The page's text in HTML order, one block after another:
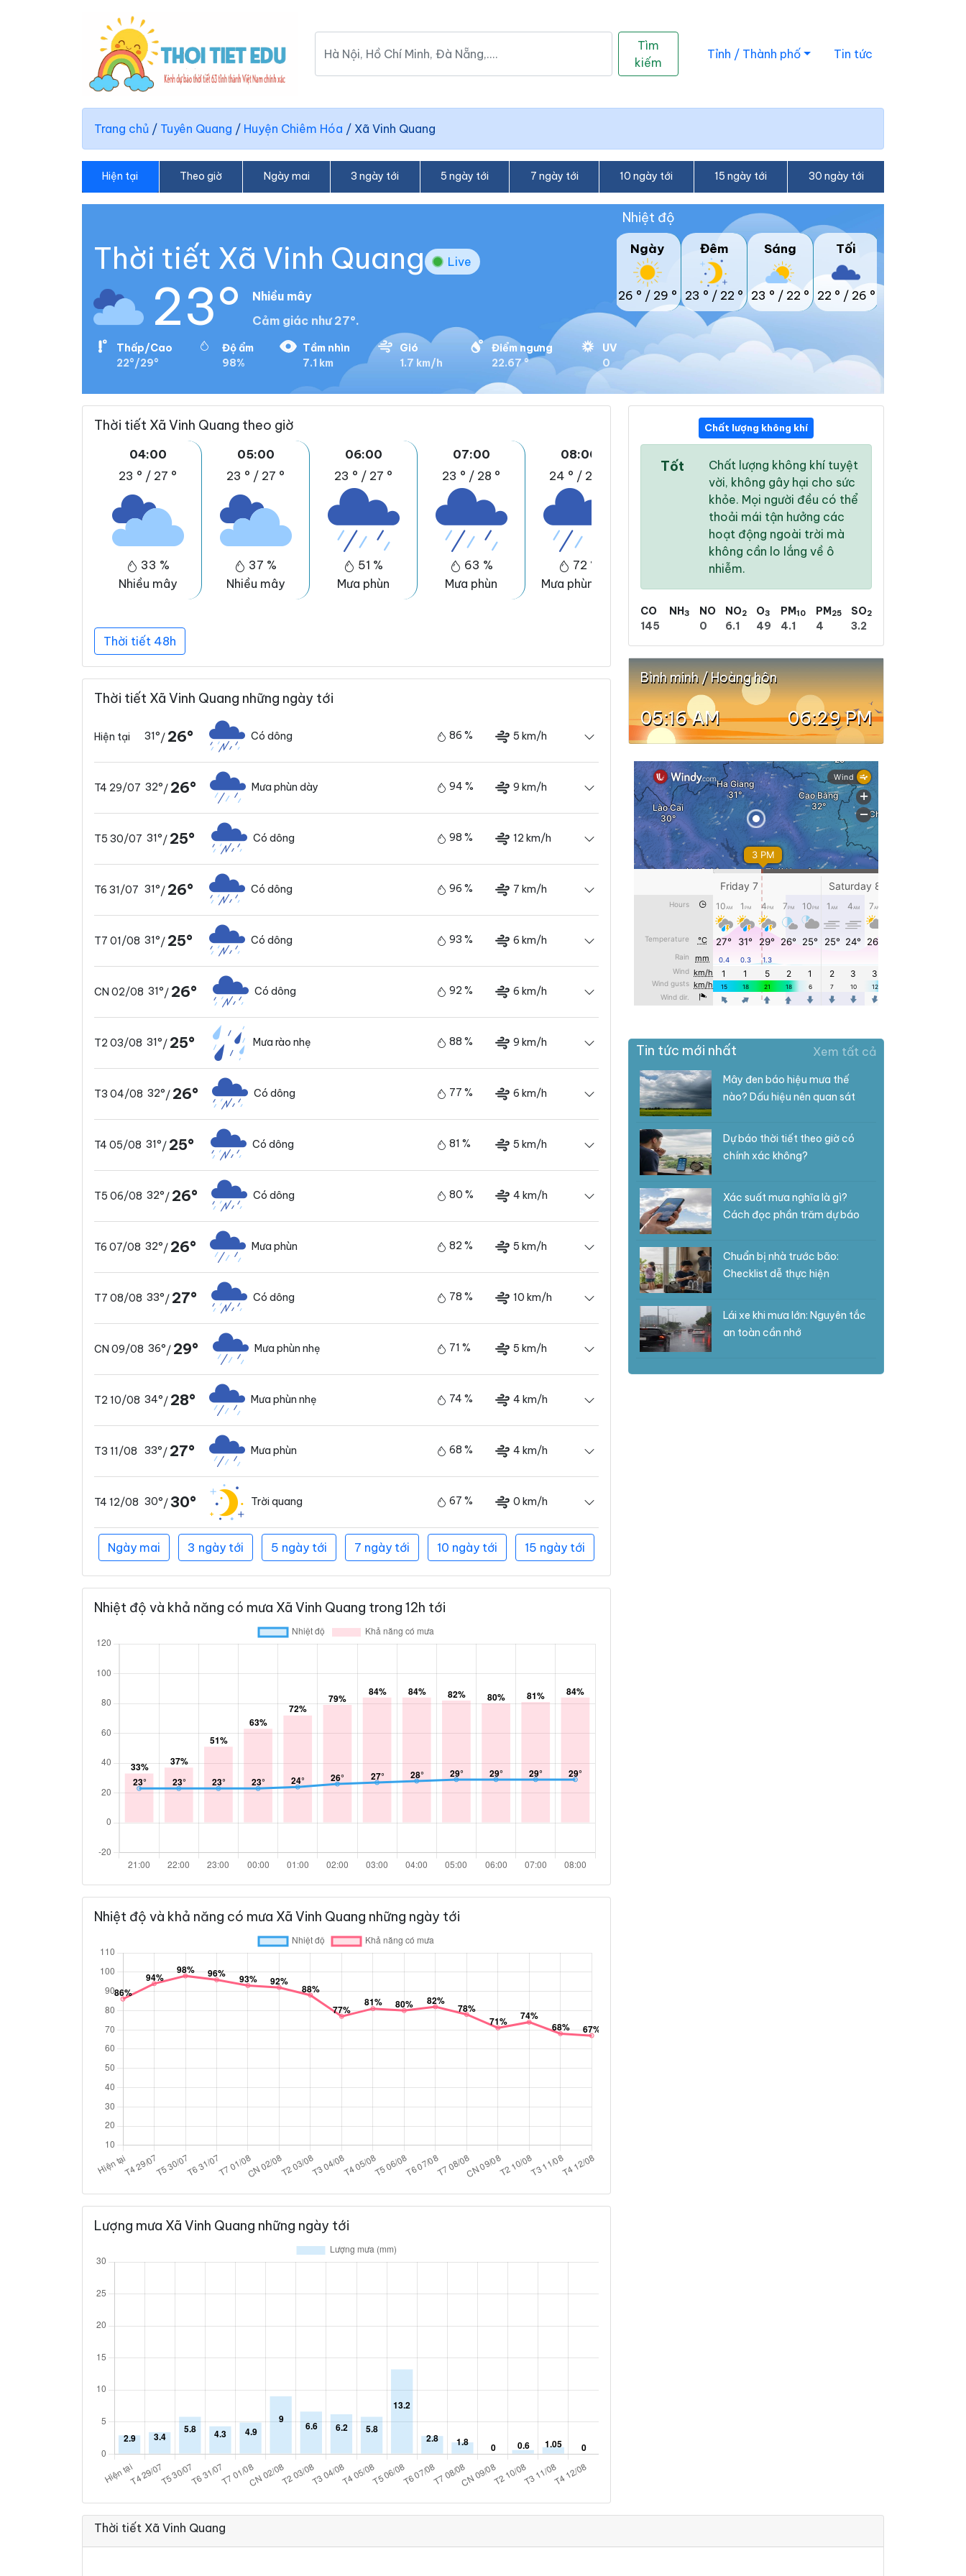
Tìm
kiếm
Tỉnh / Thành phố Tin tức
Trang chủ / Tuyên Quang / Huyện Chiêm Hóa / Xã Vinh Quang
Hiện tại Theo giờ Ngày mai 3 ngày tới 5 ngày tới 7 ngày tới 10 ngày tới 15 ngày tới 30 ngày tới
Thời tiết Xã Vinh Quang Live
23°
Nhiều mây
Cảm giác như 27°.
Thấp/Cao
22°/29°
Độ ẩm
98%
Tầm nhìn
7.1 km
Gió
1.7 km/h
Điểm ngưng
22.67 °
UV
0
Nhiệt độ
Ngày
26 ° / 29 °
Đêm
23 ° / 22 °
Sáng
23 ° / 22 °
Tối
22 ° / 26 °
Thời tiết Xã Vinh Quang theo giờ
04:00
23 ° / 27 °
33 %
Nhiều mây
05:00
23 ° / 27 °
37 %
Nhiều mây
06:00
23 ° / 27 °
51 %
Mưa phùn
07:00
23 ° / 28 °
63 %
Mưa phùn
08:00
24 ° / 29 °
72 %
Mưa phùn nhẹ
26 °/
27 °
/ 32 °
Thời tiết 48h
Thời tiết Xã Vinh Quang những ngày tới
Hiện tại 31°/ 26° Có dông 86 % 5 km/h
T4 29/07 32°/ 26° Mưa phùn dày 94 % 9 km/h
T5 30/07 31°/ 25° Có dông 98 % 12 km/h
T6 31/07 31°/ 26° Có dông 96 % 7 km/h
T7 01/08 31°/ 25° Có dông 93 % 6 km/h
CN 02/08 31°/ 26° Có dông 92 % 6 km/h
T2 03/08 31°/ 25° Mưa rào nhẹ 88 % 9 km/h
T3 04/08 32°/ 26° Có dông 77 % 6 km/h
T4 05/08 31°/ 25° Có dông 81 % 5 km/h
T5 06/08 32°/ 26° Có dông 80 % 4 km/h
T6 07/08 32°/ 26° Mưa phùn 82 % 5 km/h
T7 08/08 33°/ 27° Có dông 78 % 10 km/h
CN 09/08 36°/ 29° Mưa phùn nhẹ 71 % 5 km/h
T2 10/08 34°/ 28° Mưa phùn nhẹ 74 % 4 km/h
T3 11/08 33°/ 27° Mưa phùn 68 % 4 km/h
T4 12/08 30°/30° Trời quang 67 % 0 km/h
Ngày mai 3 ngày tới 5 ngày tới 7 ngày tới 10 ngày tới 15 ngày tới
Nhiệt độ và khả năng có mưa Xã Vinh Quang trong 12h tới
Nhiệt độ và khả năng có mưa Xã Vinh Quang những ngày tới
Lượng mưa Xã Vinh Quang những ngày tới
Chất lượng không khí
Tốt
Chất lượng không khí tuyệt
vời, không gây hại cho sức
khỏe. Mọi người đều có thể
thoải mái tận hưởng các
hoạt động ngoài trời mà
không cần lo lắng về ô
nhiễm.
CO
145
NH3
NO
0
NO2
6.1
O3
49
PM10
4.1
PM25
4
SO2
3.2
Bình minh / Hoàng hôn
05:16 AM 06:29 PM
Tin tức mới nhất Xem tất cả
Mây đen báo hiệu mưa thế
nào? Dấu hiệu nên quan sát
Dự báo thời tiết theo giờ có
chính xác không?
Xác suất mưa nghĩa là gì?
Cách đọc phần trăm dự báo
Chuẩn bị nhà trước bão:
Checklist dễ thực hiện
Lái xe khi mưa lớn: Nguyên tắc
an toàn cần nhớ
Thời tiết Xã Vinh Quang